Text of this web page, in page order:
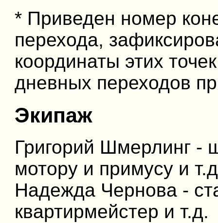
* Приведен номер
перехода,
координаты этих
дневных переходов
Экипаж
Григорий Шмерлинг -
мотору и примусу и
Надежда Чернова -
квартирмейстер и т.д.